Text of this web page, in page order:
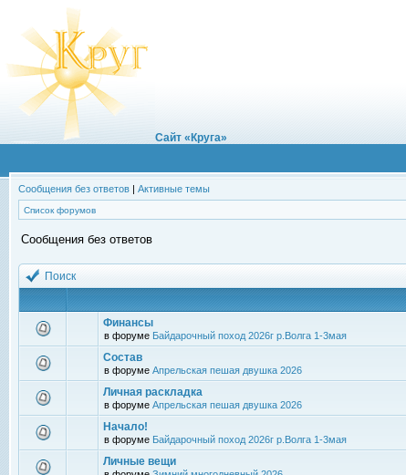
Сайт «Круга»
Сообщения без ответов | Активные темы
Список форумов
Сообщения без ответов
Поиск
Финансы
в форуме Байдарочный поход 2026г р.Волга 1-3мая
Состав
в форуме Апрельская пешая двушка 2026
Личная раскладка
в форуме Апрельская пешая двушка 2026
Начало!
в форуме Байдарочный поход 2026г р.Волга 1-3мая
Личные вещи